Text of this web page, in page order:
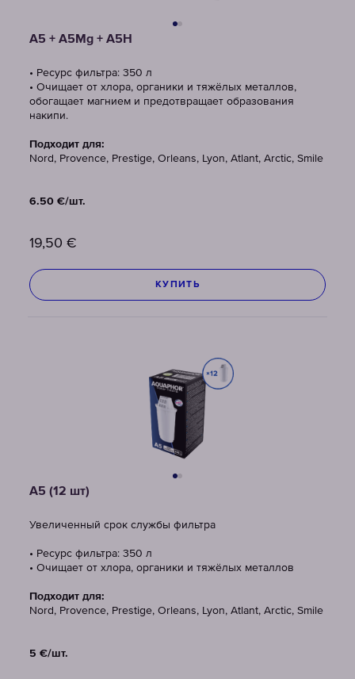
A5 + A5Mg + A5H
• Ресурс фильтра: 350 л
• Очищает от хлора, органики и тяжёлых металлов,
обогащает магнием и предотвращает образования
накипи.
Подходит для:
Nord, Provence, Prestige, Orleans, Lyon, Atlant, Arctic, Smile
6.50 €/шт.
19,50 €
КУПИТЬ
A5 (12 шт)
Увеличенный срок службы фильтра
• Ресурс фильтра: 350 л
• Очищает от хлора, органики и тяжёлых металлов
Подходит для:
Nord, Provence, Prestige, Orleans, Lyon, Atlant, Arctic, Smile
5 €/шт.